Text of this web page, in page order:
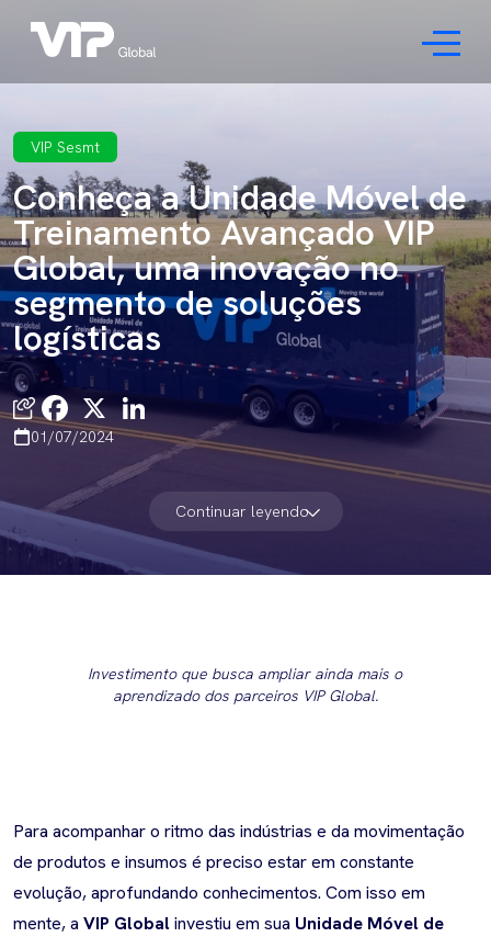
VIP Sesmt
Conheça a Unidade Móvel de
Treinamento Avançado VIP
Global, uma inovação no
segmento de soluções
logísticas
Facebook LinkedIn
01/07/2024
Continuar leyendo
Investimento que busca ampliar ainda mais o
aprendizado dos parceiros VIP Global.
Para acompanhar o ritmo das indústrias e da movimentação
de produtos e insumos é preciso estar em constante
evolução, aprofundando conhecimentos. Com isso em
mente, a VIP Globalinvestiu em sua Unidade Móvel de